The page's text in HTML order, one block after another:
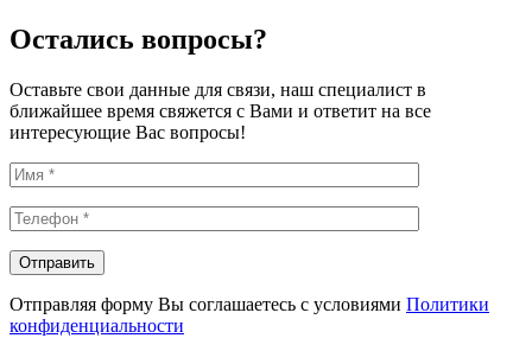
Остались вопросы?
Оставьте свои данные для связи, наш специалист в
ближайшее время свяжется с Вами и ответит на все
интересующие Вас вопросы!
Отправляя форму Вы соглашаетесь с условиями Политики
конфиденциальности